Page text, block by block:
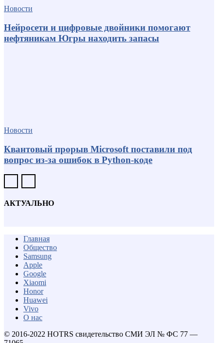
Новости
Нейросети и цифровые двойники помогают
нефтяникам Югры находить запасы
Новости
Квантовый прорыв Microsoft поставили под
вопрос из-за ошибок в Python-коде
АКТУАЛЬНО
Главная
Общество
Samsung
Apple
Google
Xiaomi
Honor
Huawei
Vivo
О нас
© 2016-2022 HOTRS свидетельство СМИ ЭЛ № ФС 77 —